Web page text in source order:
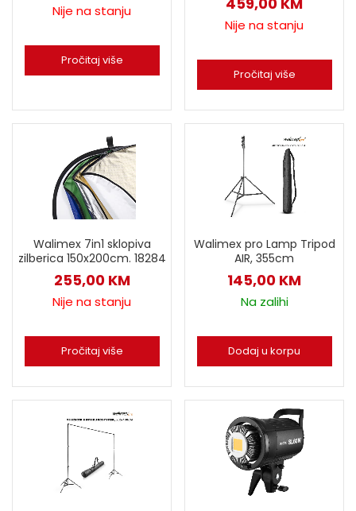
Nije na stanju
Pročitaj više
Nije na stanju
Pročitaj više
Walimex 7in1 sklopiva
zilberica 150x200cm. 18284
255,00 KM
Nije na stanju
Pročitaj više
Walimex pro Lamp Tripod
AIR, 355cm
145,00 KM
Na zalihi
Dodaj u korpu